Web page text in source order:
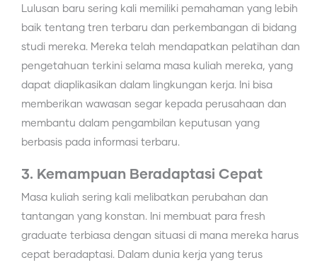
Lulusan baru sering kali memiliki pemahaman yang lebih
baik tentang tren terbaru dan perkembangan di bidang
studi mereka. Mereka telah mendapatkan pelatihan dan
pengetahuan terkini selama masa kuliah mereka, yang
dapat diaplikasikan dalam lingkungan kerja. Ini bisa
memberikan wawasan segar kepada perusahaan dan
membantu dalam pengambilan keputusan yang
berbasis pada informasi terbaru.
3. Kemampuan Beradaptasi Cepat
Masa kuliah sering kali melibatkan perubahan dan
tantangan yang konstan. Ini membuat para fresh
graduate terbiasa dengan situasi di mana mereka harus
cepat beradaptasi. Dalam dunia kerja yang terus